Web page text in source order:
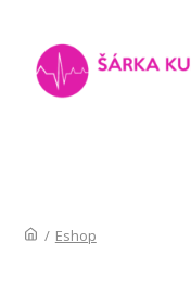
/ Eshop